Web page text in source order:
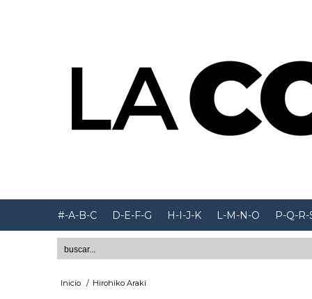
#-A-B-C D-E-F-G H-I-J-K L-M-N-O P-Q-R-
Inicio / Hirohiko Araki